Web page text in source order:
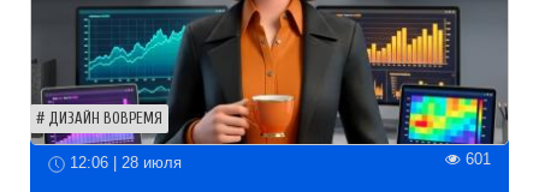
ДИЗАЙН ВОВРЕМЯ
12:06 | 28 июля 601